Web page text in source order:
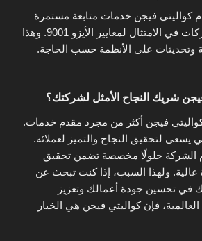
كواليتي فيجن خدمات متابعة مستمرة
لضمان استمرار الشركات في الامتثال لمعايير الأيزو 9001. وهذا
وتحديثات على الأنظمة حسب الحاجة.
فيجن شريك النجاح الأمثل لشركتك؟
فيجن أكثر من مجرد مقدم خدمات.
لتحقيق النجاح والتميز لعملائه.
الشركة حلولًا مخصصة تضمن تحقيق
عالية. ولهذا السبب، إذا كنت تبحث عن
تحسين جودة أعمالك وتعزيز
فإن كواليتي فيجن هي الخيار